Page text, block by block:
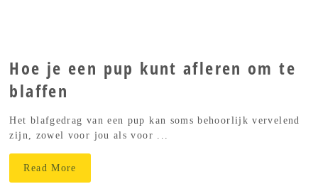
Hoe je een pup kunt afleren om te
blaffen
Het blafgedrag van een pup kan soms behoorlijk vervelend
zijn, zowel voor jou als voor ...
Read More